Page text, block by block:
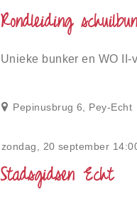
Rondleiding
Unieke bunker en WO
Pepinusbrug 6, Pey-Echt
zondag, 20 september
Stadsgidsen Echt